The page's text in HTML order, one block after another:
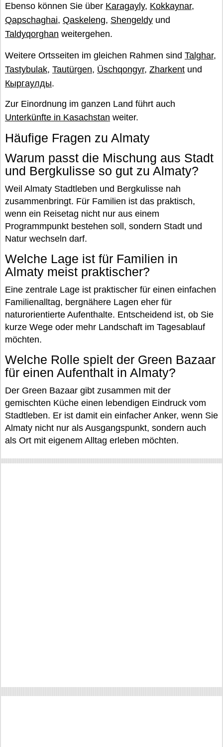
Ebenso können Sie über Karagayly, Kokkaynar,
Qapschaghai, Qaskeleng, Shengeldy und
Taldyqorghan weitergehen.
Weitere Ortsseiten im gleichen Rahmen sind Talghar,
Tastybulak, Tautürgen, Üschqongyr, Zharkent und
Кыргаулды.
Zur Einordnung im ganzen Land führt auch
Unterkünfte in Kasachstan weiter.
Häufige Fragen zu Almaty
Warum passt die Mischung aus Stadt
und Bergkulisse so gut zu Almaty?
Weil Almaty Stadtleben und Bergkulisse nah
zusammenbringt. Für Familien ist das praktisch,
wenn ein Reisetag nicht nur aus einem
Programmpunkt bestehen soll, sondern Stadt und
Natur wechseln darf.
Welche Lage ist für Familien in
Almaty meist praktischer?
Eine zentrale Lage ist praktischer für einen einfachen
Familienalltag, bergnähere Lagen eher für
naturorientierte Aufenthalte. Entscheidend ist, ob Sie
kurze Wege oder mehr Landschaft im Tagesablauf
möchten.
Welche Rolle spielt der Green Bazaar
für einen Aufenthalt in Almaty?
Der Green Bazaar gibt zusammen mit der
gemischten Küche einen lebendigen Eindruck vom
Stadtleben. Er ist damit ein einfacher Anker, wenn Sie
Almaty nicht nur als Ausgangspunkt, sondern auch
als Ort mit eigenem Alltag erleben möchten.